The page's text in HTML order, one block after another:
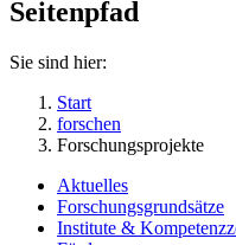
Seitenpfad
Sie sind hier:
Start
forschen
Forschungsprojekte
Aktuelles
Forschungsgrundsätze
Institute &